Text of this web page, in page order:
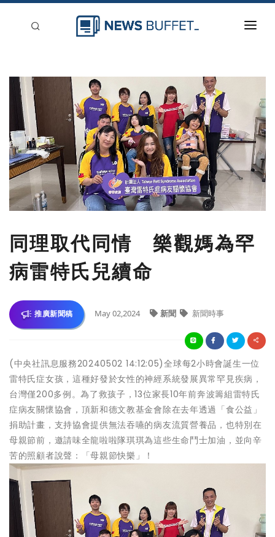
新聞稿分類
同理取代同情 樂觀媽為罕
病雷特氏兒續命
推廣新聞稿 May 02,2024 新聞 新聞時事
(中央社訊息服務20240502 14:12:05)全球每2小時會誕生一位
雷特氏症女孩，這種好發於女性的神經系統發展異常罕見疾病，
台灣僅200多例。為了救孩子，13位家長10年前奔波籌組雷特氏
症病友關懷協會，頂新和德文教基金會除在去年透過「食公益」
捐助計畫，支持協會提供無法吞嚥的病友流質營養品，也特別在
母親節前，邀請味全龍啦啦隊琪琪為這些生命鬥士加油，並向辛
苦的照顧者說聲：「母親節快樂」！